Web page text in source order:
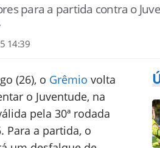
para a partida contra o
14:39
(26), o Grêmio volta
o Juventude, na
pela 30ª rodada
Para a partida, o